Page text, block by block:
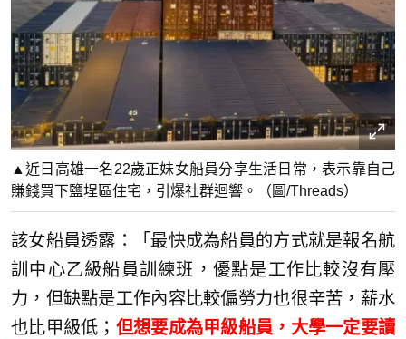
▲近日高雄一名22歲正妹女船員分享生活日常，表示靠自己
賺錢買下鹽埕區住宅，引爆社群迴響。（圖/Threads）
該女船員透露：「最快成為船員的方式就是報名航
訓中心乙級船員訓練班，優點是工作比較沒有壓
力，但缺點是工作內容比較偏勞力也很辛苦，薪水
也比甲級低； 但想要成為甲級船員，大學一定要讀